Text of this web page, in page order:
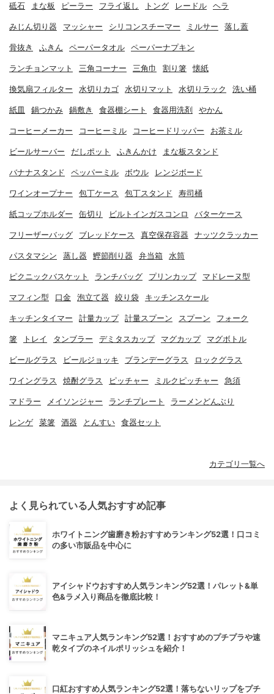
砥石 まな板 ピーラー フライ返し トング レードル ヘラ
みじん切り器 マッシャー シリコンスチーマー ミルサー 落し蓋
骨抜き ふきん ペーパータオル ペーパーナプキン
ランチョンマット 三角コーナー 三角巾 割り箸 懐紙
換気扇フィルター 水切りカゴ 水切りマット 水切りラック 洗い桶
紙皿 鍋つかみ 鍋敷き 食器棚シート 食器用洗剤 やかん
コーヒーメーカー コーヒーミル コーヒードリッパー お茶ミル
ビールサーバー だしポット ふきんかけ まな板スタンド
バナナスタンド ペッパーミル ボウル レンジボード
ワインオープナー 包丁ケース 包丁スタンド 寿司桶
紙コップホルダー 缶切り ビルトインガスコンロ バターケース
フリーザーバッグ ブレッドケース 真空保存容器 ナッツクラッカー
パスタマシン 蒸し器 鰹節削り器 弁当箱 水筒
ピクニックバスケット ランチバッグ プリンカップ マドレーヌ型
マフィン型 口金 泡立て器 絞り袋 キッチンスケール
キッチンタイマー 計量カップ 計量スプーン スプーン フォーク
箸 トレイ タンブラー デミタスカップ マグカップ マグボトル
ビールグラス ビールジョッキ ブランデーグラス ロックグラス
ワイングラス 焼酎グラス ピッチャー ミルクピッチャー 急須
マドラー メイソンジャー ランチプレート ラーメンどんぶり
レンゲ 菜箸 酒器 とんすい 食器セット
カテゴリ一覧へ
よく見られている人気おすすめ記事
ホワイトニング歯磨き粉おすすめランキング52選！口コミ
の多い市販品を中心に
アイシャドウおすすめ人気ランキング52選！パレット&単
色&ラメ入り商品を徹底比較！
マニキュア人気ランキング52選！おすすめのプチプラや速
乾タイプのネイルポリッシュを紹介！
口紅おすすめ人気ランキング52選！落ちないリップをプチ